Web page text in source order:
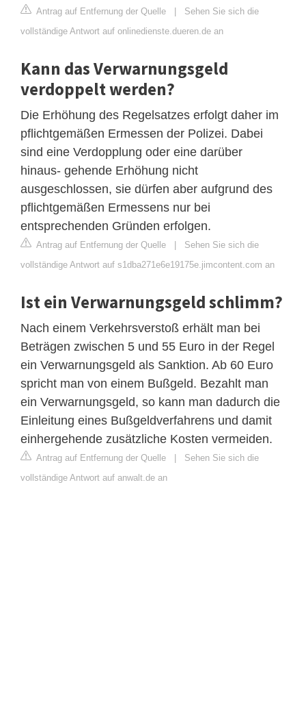
Antrag auf Entfernung der Quelle | Sehen Sie sich die
vollständige Antwort auf onlinedienste.dueren.de an
Kann das Verwarnungsgeld
verdoppelt werden?
Die Erhöhung des Regelsatzes erfolgt daher im
pflichtgemäßen Ermessen der Polizei. Dabei
sind eine Verdopplung oder eine darüber
hinaus- gehende Erhöhung nicht
ausgeschlossen, sie dürfen aber aufgrund des
pflichtgemäßen Ermessens nur bei
entsprechenden Gründen erfolgen.
Antrag auf Entfernung der Quelle | Sehen Sie sich die
vollständige Antwort auf s1dba271e6e19175e.jimcontent.com an
Ist ein Verwarnungsgeld schlimm?
Nach einem Verkehrsverstoß erhält man bei
Beträgen zwischen 5 und 55 Euro in der Regel
ein Verwarnungsgeld als Sanktion. Ab 60 Euro
spricht man von einem Bußgeld. Bezahlt man
ein Verwarnungsgeld, so kann man dadurch die
Einleitung eines Bußgeldverfahrens und damit
einhergehende zusätzliche Kosten vermeiden.
Antrag auf Entfernung der Quelle | Sehen Sie sich die
vollständige Antwort auf anwalt.de an